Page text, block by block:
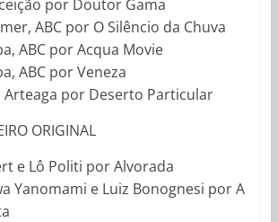
por Doutor Gama
ABC por O Silêncio da Chuva
ABC por Acqua Movie
ABC por Veneza
Arteaga por Deserto Particular
ORIGINAL
e Lô Politi por Alvorada
Yanomami e Luiz Bonognesi por A